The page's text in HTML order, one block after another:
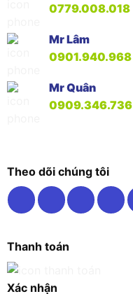
0779.008.018
Mr Lâm
0901.940.968
Mr Quân
0909.346.736
Theo dõi chúng tôi
Thanh toán
Xác nhận